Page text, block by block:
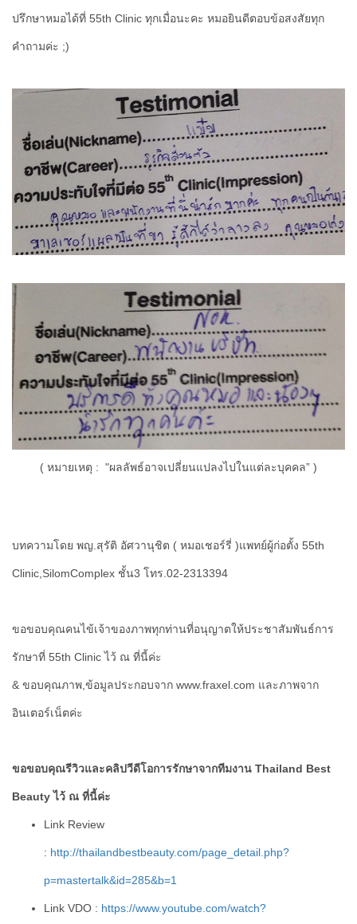
ปรึกษาหมอได้ที่ 55th Clinic ทุกเมื่อนะคะ หมอยินดีตอบข้อสงสัยทุก
คำถามค่ะ ;)
( หมายเหตุ : "ผลลัพธ์อาจเปลี่ยนแปลงไปในแต่ละบุคคล” )
บทความโดย พญ.สุรัติ อัศวานุชิต ( หมอเชอร์รี่ )แพทย์ผู้ก่อตั้ง 55th
Clinic,SilomComplex ชั้น3 โทร.02-2313394
ขอขอบคุณคนไข้เจ้าของภาพทุกท่านที่อนุญาตให้ประชาสัมพันธ์การ
รักษาที่ 55th Clinic ไว้ ณ ที่นี้ค่ะ
& ขอบคุณภาพ,ข้อมูลประกอบจาก www.fraxel.com และภาพจาก
อินเตอร์เน็ตค่ะ
ขอขอบคุณรีวิวและคลิปวีดีโอการรักษาจากทีมงาน Thailand Best
Beauty ไว้ ณ ที่นี้ค่ะ
Link Review
: http://thailandbestbeauty.com/page_detail.php?
p=mastertalk&id=285&b=1
Link VDO : https://www.youtube.com/watch?